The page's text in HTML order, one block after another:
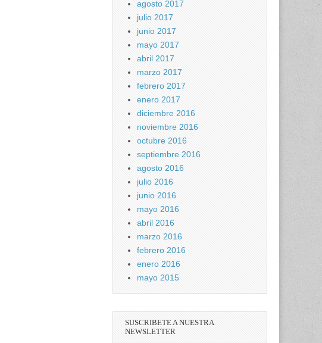
agosto 2017
julio 2017
junio 2017
mayo 2017
abril 2017
marzo 2017
febrero 2017
enero 2017
diciembre 2016
noviembre 2016
octubre 2016
septiembre 2016
agosto 2016
julio 2016
junio 2016
mayo 2016
abril 2016
marzo 2016
febrero 2016
enero 2016
mayo 2015
SUSCRIBETE A NUESTRA
NEWSLETTER